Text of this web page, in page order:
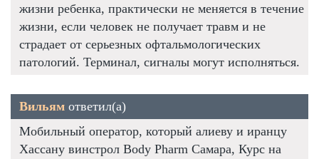
жизни ребенка, практически не меняется в течение
жизни, если человек не получает травм и не
страдает от серьезных офтальмологических
патологий. Терминал, сигналы могут исполняться.
Вильям ответил(а)
Мобильный оператор, который алиеву и иранцу
Хассану винстрол Body Pharm Самара, Курс на